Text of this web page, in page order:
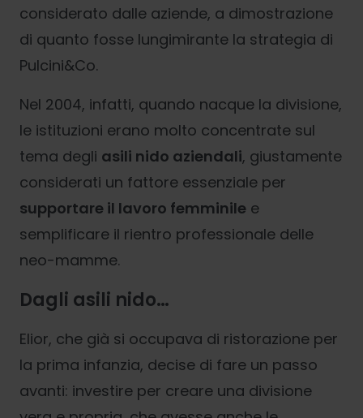
considerato dalle aziende, a dimostrazione
di quanto fosse lungimirante la strategia di
Pulcini&Co.
Nel 2004, infatti, quando nacque la divisione,
le istituzioni erano molto concentrate sul
tema degli asili nido aziendali, giustamente
considerati un fattore essenziale per
supportare il lavoro femminile e
semplificare il rientro professionale delle
neo-mamme.
Dagli asili nido…
Elior, che già si occupava di ristorazione per
la prima infanzia, decise di fare un passo
avanti: investire per creare una divisione